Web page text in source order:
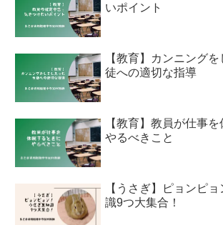
いポイント
【教育】カンニング
徒への適切な指導
【教育】教員が仕事
やるべきこと
【うさぎ】ピョンピ
識9つ大集合！